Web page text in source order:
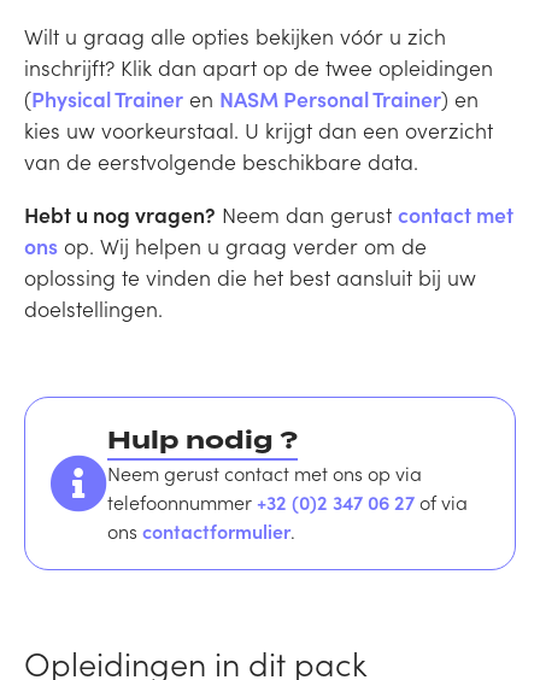
Wilt u graag alle opties bekijken vóór u zich
inschrijft? Klik dan apart op de twee opleidingen
(Physical Trainer en NASM Personal Trainer) en
kies uw voorkeurstaal. U krijgt dan een overzicht
van de eerstvolgende beschikbare data.
Hebt u nog vragen? Neem dan gerust contact met
ons op. Wij helpen u graag verder om de
oplossing te vinden die het best aansluit bij uw
doelstellingen.
Hulp nodig ?
Neem gerust contact met ons op via
telefoonnummer +32 (0)2 347 06 27of via
ons contactformulier.
Opleidingen in dit pack